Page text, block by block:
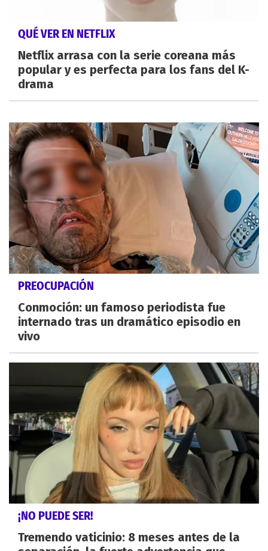
QUÉ VER EN NETFLIX
Netflix arrasa con la serie coreana más
popular y es perfecta para los fans del K-
drama
PREOCUPACIÓN
Conmoción: un famoso periodista fue
internado tras un dramático episodio en
vivo
¡NO PUEDE SER!
Tremendo vaticinio: 8 meses antes de la